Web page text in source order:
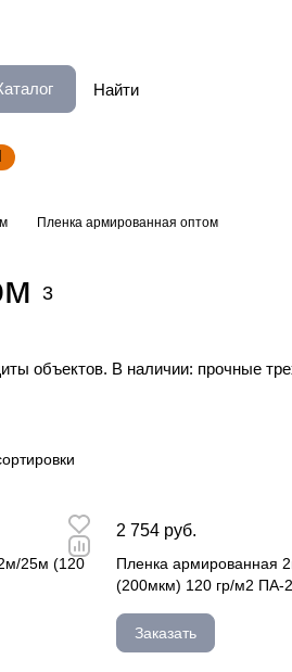
Пленка армированная оптом
3
объектов. В наличии: прочные
25м (120
2 754 руб.
Пленка армированная
(200мкм) 120 гр/м2 ПА-
Заказать